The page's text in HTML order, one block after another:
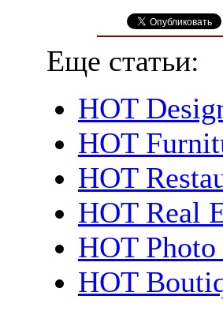
Еще статьи:
HOT
HOT
HOT
HOT Real
HOT
HOT